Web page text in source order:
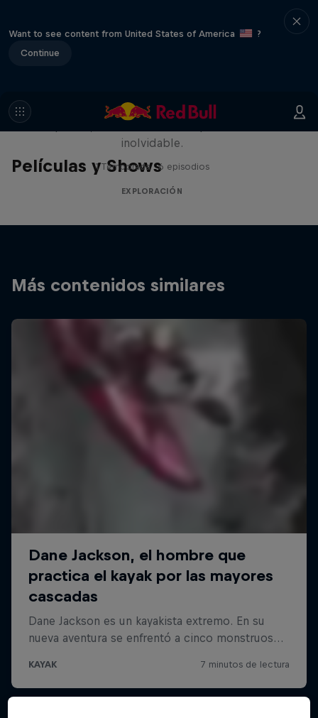
Want to see content from United States of America
?
Continue
Películas y Shows
Rob Warner’s Wild Rides
inolvidable.
1 Temporada · 6 episodios
EXPLORACIÓN
Más contenidos similares